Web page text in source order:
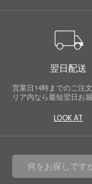
local_shipping
翌日配送
営業日14時までのご注
リア内なら最短翌日お届
LOOK AT